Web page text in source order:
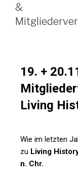
&
19. +
Living
Wie im letzten
zu Living
n. Chr.